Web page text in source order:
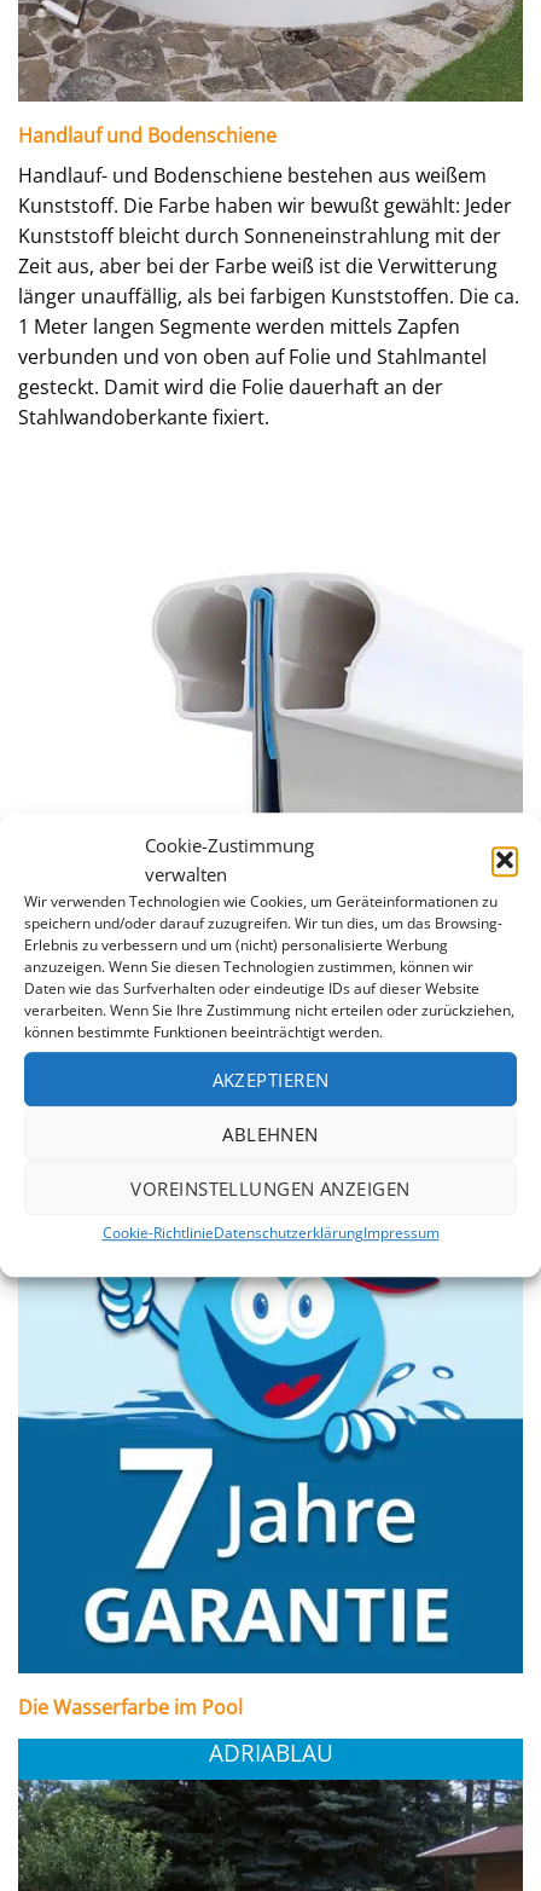
Cookie-Zustimmung
verwalten
Wir verwenden Technologien wie Cookies, um Geräteinformationen zu
speichern und/oder darauf zuzugreifen. Wir tun dies, um das Browsing-
Erlebnis zu verbessern und um (nicht) personalisierte Werbung
anzuzeigen. Wenn Sie diesen Technologien zustimmen, können wir
Daten wie das Surfverhalten oder eindeutige IDs auf dieser Website
verarbeiten. Wenn Sie Ihre Zustimmung nicht erteilen oder zurückziehen,
können bestimmte Funktionen beeinträchtigt werden.
AKZEPTIEREN
ABLEHNEN
VOREINSTELLUNGEN ANZEIGEN
Cookie-RichtlinieDatenschutzerklärungImpressum
Handlauf und Bodenschiene
Handlauf- und Bodenschiene bestehen aus weißem
Kunststoff. Die Farbe haben wir bewußt gewählt: Jeder
Kunststoff bleicht durch Sonneneinstrahlung mit der
Zeit aus, aber bei der Farbe weiß ist die Verwitterung
länger unauffällig, als bei farbigen Kunststoffen. Die ca.
1 Meter langen Segmente werden mittels Zapfen
verbunden und von oben auf Folie und Stahlmantel
gesteckt. Damit wird die Folie dauerhaft an der
Stahlwandoberkante fixiert.
7 Jahre Garantie
Wir sind von der Qualität unserer Produkte überzeugt.
Daher erstreckt sich unsere 7jährige Garantie auf die
Dichtheit der Schweißnähte und gegen Durchrosten
Die Wasserfarbe im Pool
ADRIABLAU